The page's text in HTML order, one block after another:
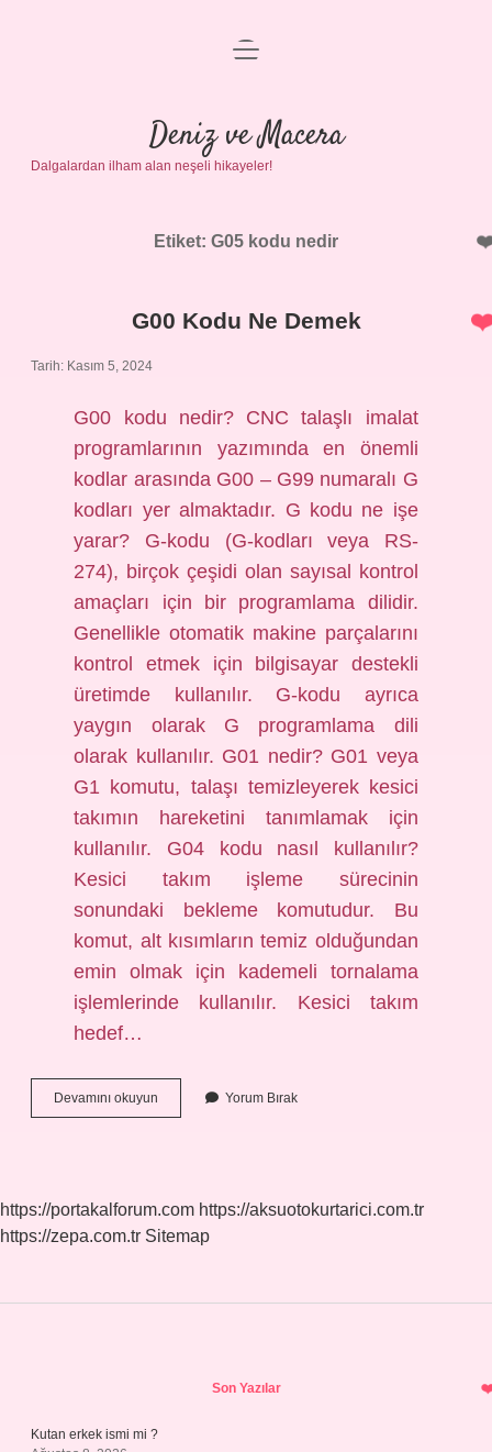
Anasayfa
Gizlilik Politikası
Yasal Uyarı
menüyü
Deniz ve Macera
Dalgalardan ilham alan neşeli hikayeler!
Etiket: G05 kodu nedir
G00 Kodu Ne Demek
Tarih: Kasım 5, 2024
G00 kodu nedir? CNC talaşlı imalat
programlarının yazımında en önemli
kodlar arasında G00 – G99 numaralı G
kodları yer almaktadır. G kodu ne işe
yarar? G-kodu (G-kodları veya RS-
274), birçok çeşidi olan sayısal kontrol
amaçları için bir programlama dilidir.
Genellikle otomatik makine parçalarını
kontrol etmek için bilgisayar destekli
üretimde kullanılır. G-kodu ayrıca
yaygın olarak G programlama dili
olarak kullanılır. G01 nedir? G01 veya
G1 komutu, talaşı temizleyerek kesici
takımın hareketini tanımlamak için
kullanılır. G04 kodu nasıl kullanılır?
Kesici takım işleme sürecinin
sonundaki bekleme komutudur. Bu
komut, alt kısımların temiz olduğundan
emin olmak için kademeli tornalama
işlemlerinde kullanılır. Kesici takım
hedef…
Devamını okuyun
Kodu
Yorum Bırak
https://portakalforum.com https://aksuotokurtarici.com.tr
https://zepa.com.tr Sitemap
Son Yazılar
Kutan erkek ismi mi ?